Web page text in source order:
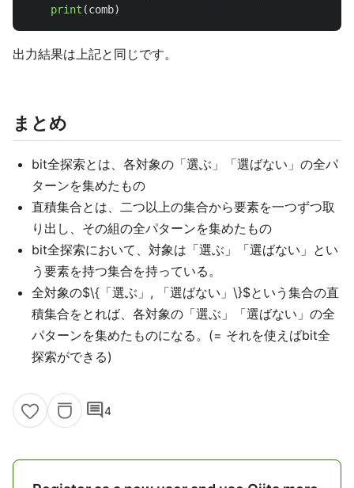
print (comb)
出力結果は上記と同じです。
まとめ
bit全探索とは、各対象の「選ぶ」「選ばない」の全パ
ターンを集めたもの
直積集合とは、二つ以上の集合から要素を一つずつ取
り出し、その組の全パターンを集めたもの
bit全探索において、対象は「選ぶ」「選ばない」とい
う要素を持つ集合を持っている。
全対象の$\{「選ぶ」, 「選ばない」\}$という集合の直
積集合をとれば、各対象の「選ぶ」「選ばない」の全
パターンを集めたものになる。(= それを使えばbit全
探索ができる)
comment4